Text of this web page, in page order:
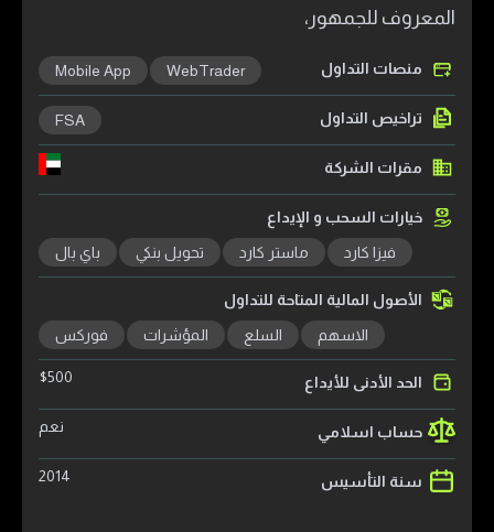
المعروف للجمهور،
منصات التداول WebTrader
Mobile App
تراخيص التداول FSA
مقرات الشركة
خيارات السحب و الإيداع
فيزا كارد ماستر كارد تحويل بنكي باي بال
الأصول المالية المتاحة للتداول
الاسهم السلع المؤشرات فوركس
الحد الأدنى للأيداع $500
حساب اسلامي نعم
سنة التأسيس 2014